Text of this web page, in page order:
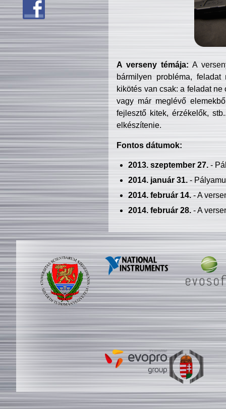
A verseny témája: A
bármilyen probléma, feladat
kikötés van csak: a feladat
vagy már meglévő
fejlesztő kitek, érzékelők,
elkészítenie.
Fontos dátumok:
2013. szeptember 27.-
2014. január 31.-
2014. február 14.- A
2014. február 28.- A